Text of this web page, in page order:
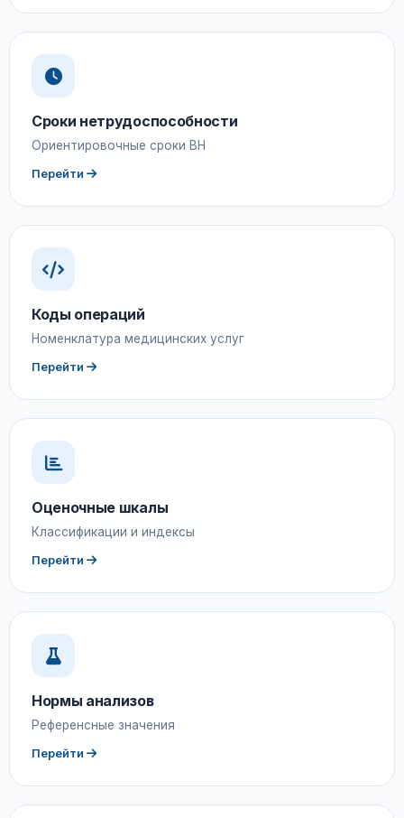
Сроки нетрудоспособности
Ориентировочные сроки ВН
Перейти
Коды операций
Номенклатура медицинских услуг
Перейти
Оценочные шкалы
Классификации и индексы
Перейти
Нормы анализов
Референсные значения
Перейти